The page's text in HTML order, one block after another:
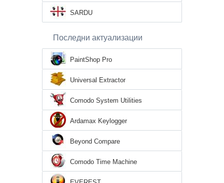
SARDU
Последни актуализации
PaintShop Pro
Universal Extractor
Comodo System Utilities
Ardamax Keylogger
Beyond Compare
Comodo Time Machine